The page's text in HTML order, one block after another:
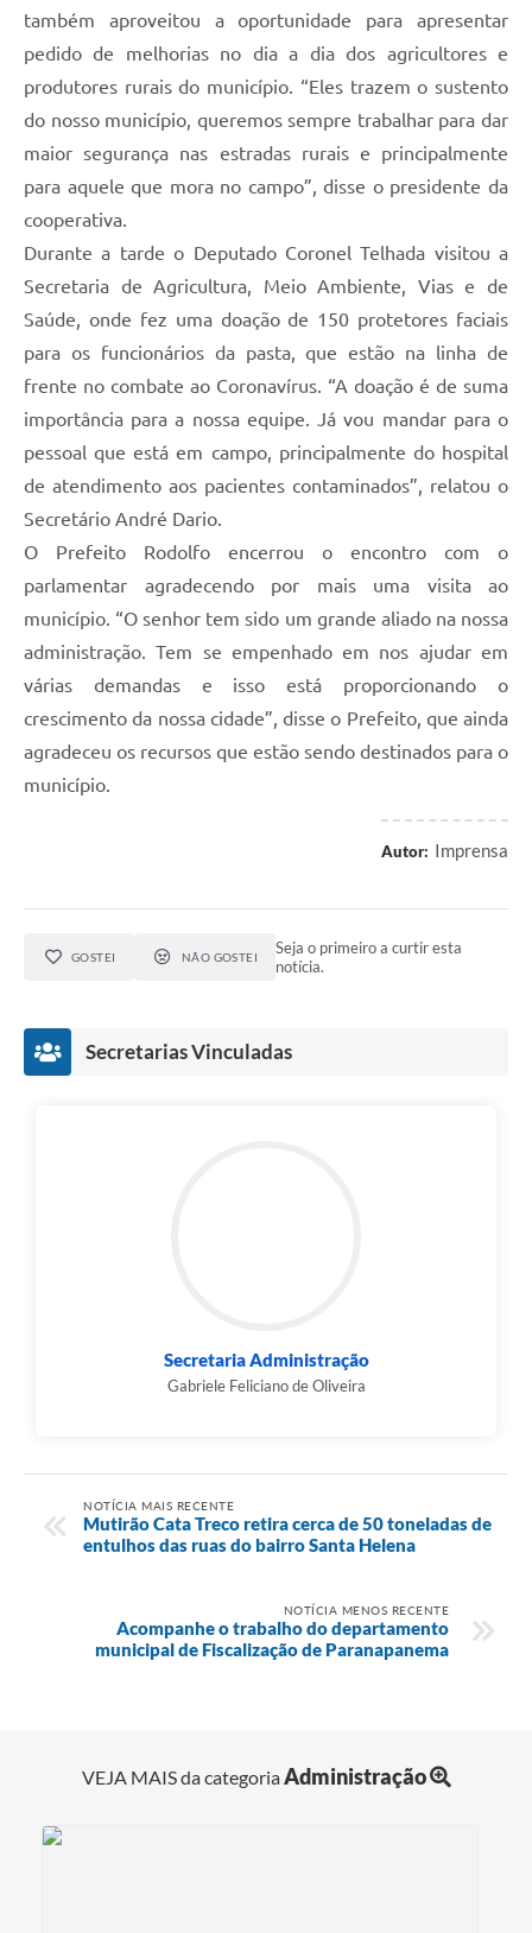
também aproveitou a oportunidade para apresentar
pedido de melhorias no dia a dia dos agricultores e
produtores rurais do município. “Eles trazem o sustento
do nosso município, queremos sempre trabalhar para dar
maior segurança nas estradas rurais e principalmente
para aquele que mora no campo”, disse o presidente da
cooperativa.
Durante a tarde o Deputado Coronel Telhada visitou a
Secretaria de Agricultura, Meio Ambiente, Vias e de
Saúde, onde fez uma doação de 150 protetores faciais
para os funcionários da pasta, que estão na linha de
frente no combate ao Coronavírus. “A doação é de suma
importância para a nossa equipe. Já vou mandar para o
pessoal que está em campo, principalmente do hospital
de atendimento aos pacientes contaminados”, relatou o
Secretário André Dario.
O Prefeito Rodolfo encerrou o encontro com o
parlamentar agradecendo por mais uma visita ao
município. “O senhor tem sido um grande aliado na nossa
administração. Tem se empenhado em nos ajudar em
várias demandas e isso está proporcionando o
crescimento da nossa cidade”, disse o Prefeito, que ainda
agradeceu os recursos que estão sendo destinados para o
município.
Autor: Imprensa
GOSTEI NÃO GOSTEI
Seja o primeiro a curtir esta
notícia.
Secretarias Vinculadas
Secretaria Administração
Gabriele Feliciano de Oliveira
NOTÍCIA MAIS RECENTE
Mutirão Cata Treco retira cerca de 50 toneladas de
entulhos das ruas do bairro Santa Helena
NOTÍCIA MENOS RECENTE
Acompanhe o trabalho do departamento
municipal de Fiscalização de Paranapanema
VEJA MAIS da categoriaAdministração